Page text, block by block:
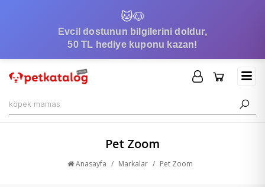
🐱🐶
Evcil dostunun bilgilerini doldur,
50 TL hediye kuponu kazan!
Pet Zoom
Anasayfa / Markalar / Pet Zoom